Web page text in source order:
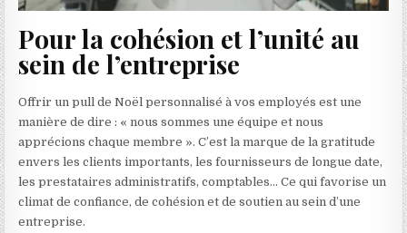
Pour la cohésion et l’unité au
sein de l’entreprise
Offrir un pull de Noël personnalisé à vos employés est une
manière de dire : « nous sommes une équipe et nous
apprécions chaque membre ». C’est la marque de la gratitude
envers les clients importants, les fournisseurs de longue date,
les prestataires administratifs, comptables… Ce qui favorise un
climat de confiance, de cohésion et de soutien au sein d’une
entreprise.